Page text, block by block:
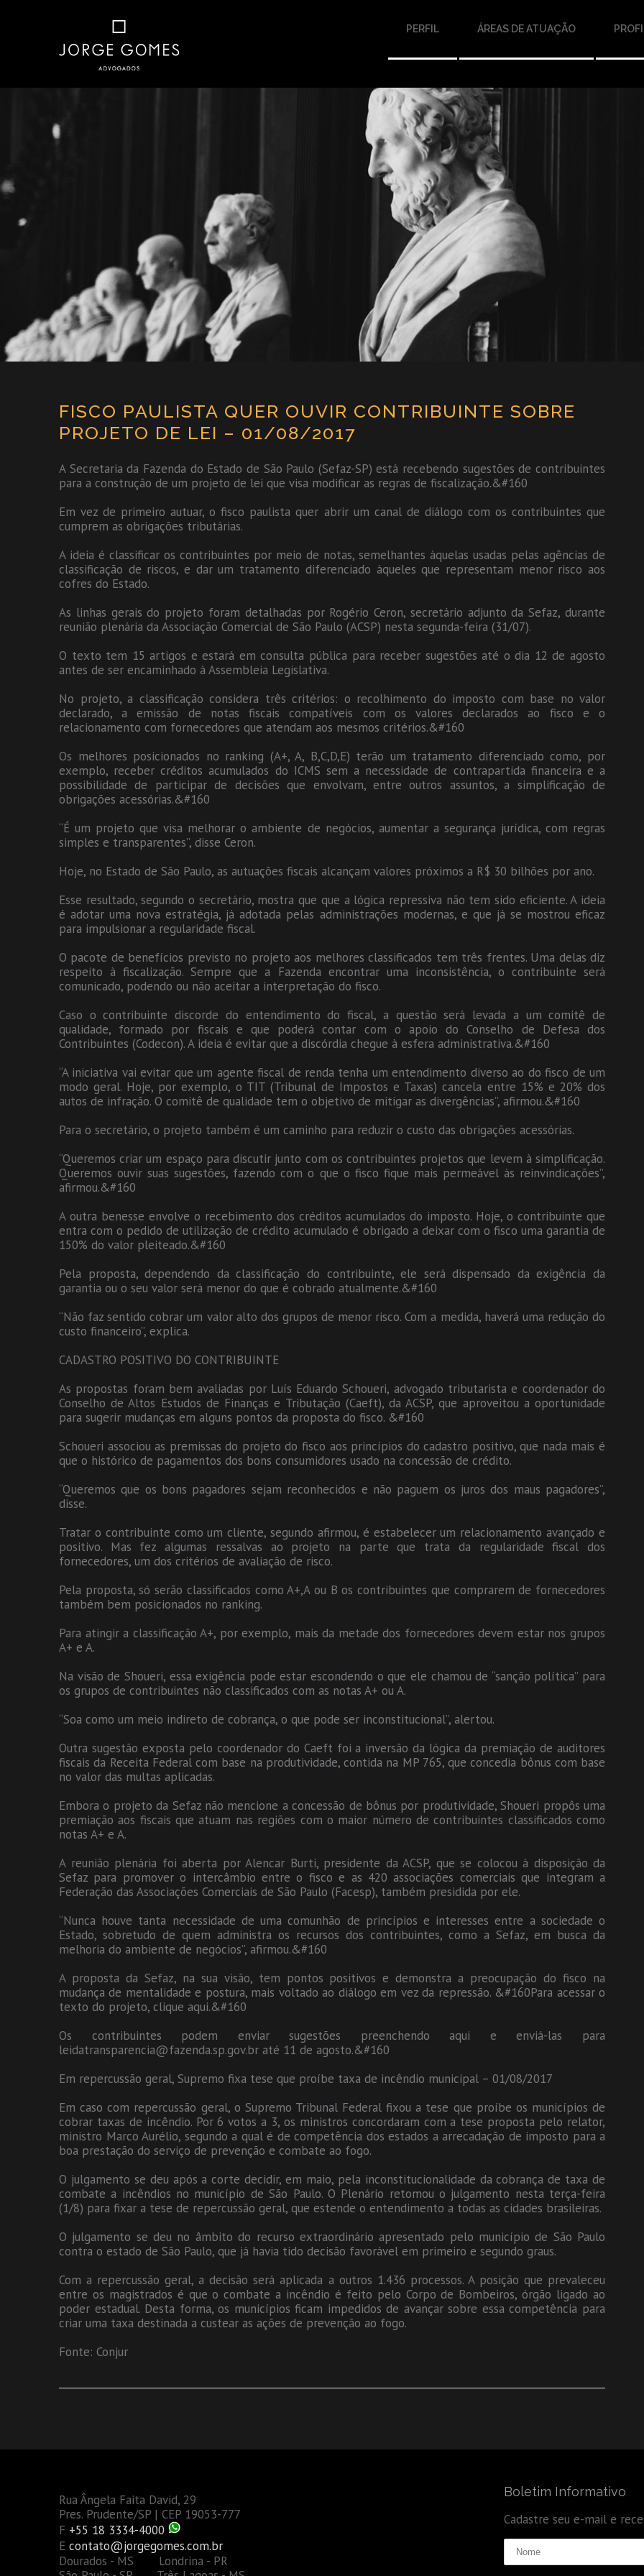
PERFIL ÁREAS DE ATUAÇÃO
FISCO PAULISTA QUER OUVIR CONTRIBUINTE SOBRE
PROJETO DE LEI – 01/08/2017
A Secretaria da Fazenda do Estado de São Paulo (Sefaz-SP) está recebendo sugestões de contribuintes
para a construção de um projeto de lei que visa modificar as regras de fiscalização.&#160
Em vez de primeiro autuar, o fisco paulista quer abrir um canal de diálogo com os contribuintes que
cumprem as obrigações tributárias.
A ideia é classificar os contribuintes por meio de notas, semelhantes àquelas usadas pelas agências de
classificação de riscos, e dar um tratamento diferenciado àqueles que representam menor risco aos
cofres do Estado.
As linhas gerais do projeto foram detalhadas por Rogério Ceron, secretário adjunto da Sefaz, durante
reunião plenária da Associação Comercial de São Paulo (ACSP) nesta segunda-feira (31/07).
O texto tem 15 artigos e estará em consulta pública para receber sugestões até o dia 12 de agosto
antes de ser encaminhado à Assembleia Legislativa.
No projeto, a classificação considera três critérios: o recolhimento do imposto com base no valor
declarado, a emissão de notas fiscais compatíveis com os valores declarados ao fisco e o
relacionamento com fornecedores que atendam aos mesmos critérios.&#160
Os melhores posicionados no ranking (A+, A, B,C,D,E) terão um tratamento diferenciado como, por
exemplo, receber créditos acumulados do ICMS sem a necessidade de contrapartida financeira e a
possibilidade de participar de decisões que envolvam, entre outros assuntos, a simplificação de
obrigações acessórias.&#160
“É um projeto que visa melhorar o ambiente de negócios, aumentar a segurança jurídica, com regras
simples e transparentes”, disse Ceron.
Hoje, no Estado de São Paulo, as autuações fiscais alcançam valores próximos a R$ 30 bilhões por ano.
Esse resultado, segundo o secretário, mostra que que a lógica repressiva não tem sido eficiente. A ideia
é adotar uma nova estratégia, já adotada pelas administrações modernas, e que já se mostrou eficaz
para impulsionar a regularidade fiscal.
O pacote de benefícios previsto no projeto aos melhores classificados tem três frentes. Uma delas diz
respeito à fiscalização. Sempre que a Fazenda encontrar uma inconsistência, o contribuinte será
comunicado, podendo ou não aceitar a interpretação do fisco.
Caso o contribuinte discorde do entendimento do fiscal, a questão será levada a um comitê de
qualidade, formado por fiscais e que poderá contar com o apoio do Conselho de Defesa dos
Contribuintes (Codecon). A ideia é evitar que a discórdia chegue à esfera administrativa.&#160
“A iniciativa vai evitar que um agente fiscal de renda tenha um entendimento diverso ao do fisco de um
modo geral. Hoje, por exemplo, o TIT (Tribunal de Impostos e Taxas) cancela entre 15% e 20% dos
autos de infração. O comitê de qualidade tem o objetivo de mitigar as divergências”, afirmou.&#160
Para o secretário, o projeto também é um caminho para reduzir o custo das obrigações acessórias.
“Queremos criar um espaço para discutir junto com os contribuintes projetos que levem à simplificação.
Queremos ouvir suas sugestões, fazendo com o que o fisco fique mais permeável às reinvindicações”,
afirmou.&#160
A outra benesse envolve o recebimento dos créditos acumulados do imposto. Hoje, o contribuinte que
entra com o pedido de utilização de crédito acumulado é obrigado a deixar com o fisco uma garantia de
150% do valor pleiteado.&#160
Pela proposta, dependendo da classificação do contribuinte, ele será dispensado da exigência da
garantia ou o seu valor será menor do que é cobrado atualmente.&#160
“Não faz sentido cobrar um valor alto dos grupos de menor risco. Com a medida, haverá uma redução do
custo financeiro”, explica.
CADASTRO POSITIVO DO CONTRIBUINTE
As propostas foram bem avaliadas por Luís Eduardo Schoueri, advogado tributarista e coordenador do
Conselho de Altos Estudos de Finanças e Tributação (Caeft), da ACSP, que aproveitou a oportunidade
para sugerir mudanças em alguns pontos da proposta do fisco. &#160
Schoueri associou as premissas do projeto do fisco aos princípios do cadastro positivo, que nada mais é
que o histórico de pagamentos dos bons consumidores usado na concessão de crédito.
“Queremos que os bons pagadores sejam reconhecidos e não paguem os juros dos maus pagadores”,
disse.
Tratar o contribuinte como um cliente, segundo afirmou, é estabelecer um relacionamento avançado e
positivo. Mas fez algumas ressalvas ao projeto na parte que trata da regularidade fiscal dos
fornecedores, um dos critérios de avaliação de risco.
Pela proposta, só serão classificados como A+,A ou B os contribuintes que comprarem de fornecedores
também bem posicionados no ranking.
Para atingir a classificação A+, por exemplo, mais da metade dos fornecedores devem estar nos grupos
A+ e A.
Na visão de Shoueri, essa exigência pode estar escondendo o que ele chamou de “sanção política” para
os grupos de contribuintes não classificados com as notas A+ ou A.
“Soa como um meio indireto de cobrança, o que pode ser inconstitucional”, alertou.
Outra sugestão exposta pelo coordenador do Caeft foi a inversão da lógica da premiação de auditores
fiscais da Receita Federal com base na produtividade, contida na MP 765, que concedia bônus com base
no valor das multas aplicadas.
Embora o projeto da Sefaz não mencione a concessão de bônus por produtividade, Shoueri propôs uma
premiação aos fiscais que atuam nas regiões com o maior número de contribuintes classificados como
notas A+ e A.
A reunião plenária foi aberta por Alencar Burti, presidente da ACSP, que se colocou à disposição da
Sefaz para promover o intercâmbio entre o fisco e as 420 associações comerciais que integram a
Federação das Associações Comerciais de São Paulo (Facesp), também presidida por ele.
“Nunca houve tanta necessidade de uma comunhão de princípios e interesses entre a sociedade o
Estado, sobretudo de quem administra os recursos dos contribuintes, como a Sefaz, em busca da
melhoria do ambiente de negócios”, afirmou.&#160
A proposta da Sefaz, na sua visão, tem pontos positivos e demonstra a preocupação do fisco na
mudança de mentalidade e postura, mais voltado ao diálogo em vez da repressão. &#160Para acessar o
texto do projeto, clique aqui.&#160
Os contribuintes podem enviar sugestões preenchendo aqui e enviá-las para
leidatransparencia@fazenda.sp.gov.br até 11 de agosto.&#160
Em repercussão geral, Supremo fixa tese que proíbe taxa de incêndio municipal – 01/08/2017
Em caso com repercussão geral, o Supremo Tribunal Federal fixou a tese que proíbe os municípios de
cobrar taxas de incêndio. Por 6 votos a 3, os ministros concordaram com a tese proposta pelo relator,
ministro Marco Aurélio, segundo a qual é de competência dos estados a arrecadação de imposto para a
boa prestação do serviço de prevenção e combate ao fogo.
O julgamento se deu após a corte decidir, em maio, pela inconstitucionalidade da cobrança de taxa de
combate a incêndios no município de São Paulo. O Plenário retomou o julgamento nesta terça-feira
(1/8) para fixar a tese de repercussão geral, que estende o entendimento a todas as cidades brasileiras.
O julgamento se deu no âmbito do recurso extraordinário apresentado pelo município de São Paulo
contra o estado de São Paulo, que já havia tido decisão favorável em primeiro e segundo graus.
Com a repercussão geral, a decisão será aplicada a outros 1.436 processos. A posição que prevaleceu
entre os magistrados é que o combate a incêndio é feito pelo Corpo de Bombeiros, órgão ligado ao
poder estadual. Desta forma, os municípios ficam impedidos de avançar sobre essa competência para
criar uma taxa destinada a custear as ações de prevenção ao fogo.
Fonte: Conjur
Rua Ângela Faita David, 29
Pres. Prudente/SP | CEP 19053-777
F +55 18 3334-4000
E contato@jorgegomes.com.br
Dourados - MS Londrina - PR
Boletim Informativo
Cadastre seu e-mail e